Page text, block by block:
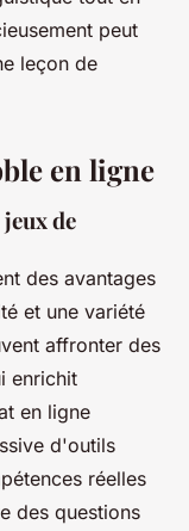
peut
leçon de
en ligne
de
des avantages
et une variété
affronter des
enrichit
en ligne
d'outils
réelles
des questions